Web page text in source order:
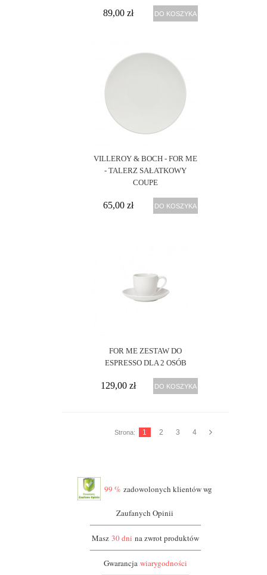
89,00 zł DO KOSZYKA
VILLEROY & BOCH - FOR ME
- TALERZ SAŁATKOWY
COUPE
65,00 zł DO KOSZYKA
FOR ME ZESTAW DO
ESPRESSO DLA 2 OSÓB
129,00 zł DO KOSZYKA
Strona: 1 2 3 4
99 % zadowolonych klientów wg
Zaufanych Opinii
Masz30 dni na zwrot produktów
Gwarancjawiarygodności